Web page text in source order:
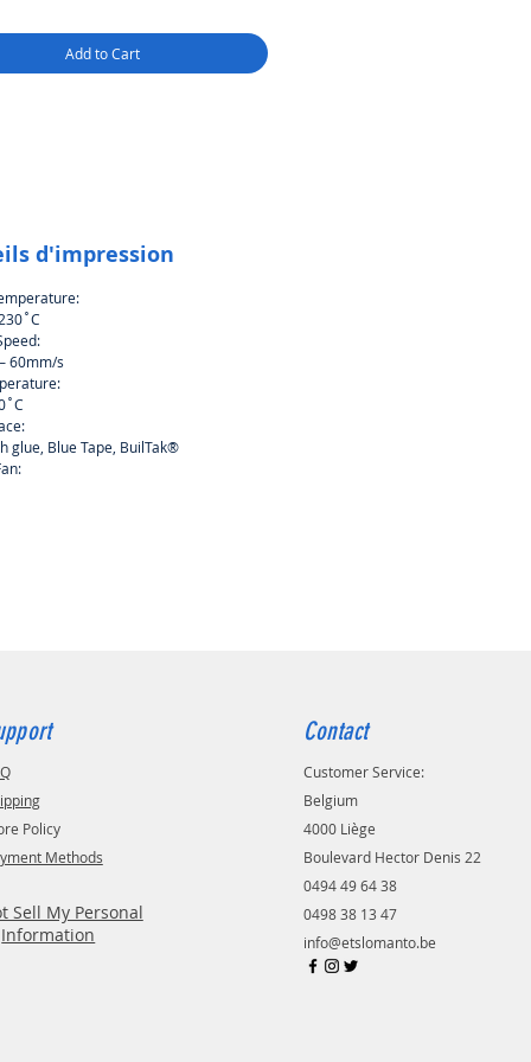
Add to Cart
d'impression
60mm/s
glue, Blue Tape, BuilTak®
Policy
Methods
Sell My Personal
Information
Contact
Customer Service:
Belgium
4000 Liège
Boulevard Hector Denis 22
0494 49 64 38
0498 38 13 47
info@etslomanto.be